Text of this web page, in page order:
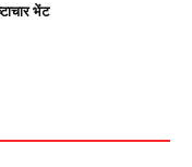
भेंट